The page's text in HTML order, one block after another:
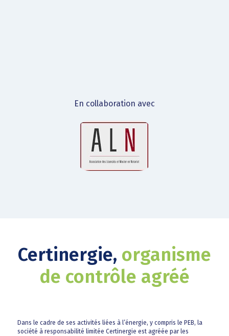
En collaboration avec
Certinergie, organisme
de contrôle agréé
Dans le cadre de ses activités liées à l’énergie, y compris le PEB, la
société à responsabilité limitée Certinergie est agréée par les